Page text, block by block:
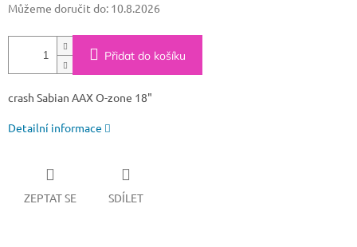
Můžeme doručit do: 10.8.2026
Přidat do košíku
crash Sabian AAX O-zone 18"
Detailní informace
ZEPTAT SE SDÍLET